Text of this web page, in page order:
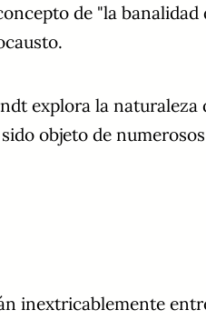
de "la banalidad
explora la
objeto de
inextricablemente